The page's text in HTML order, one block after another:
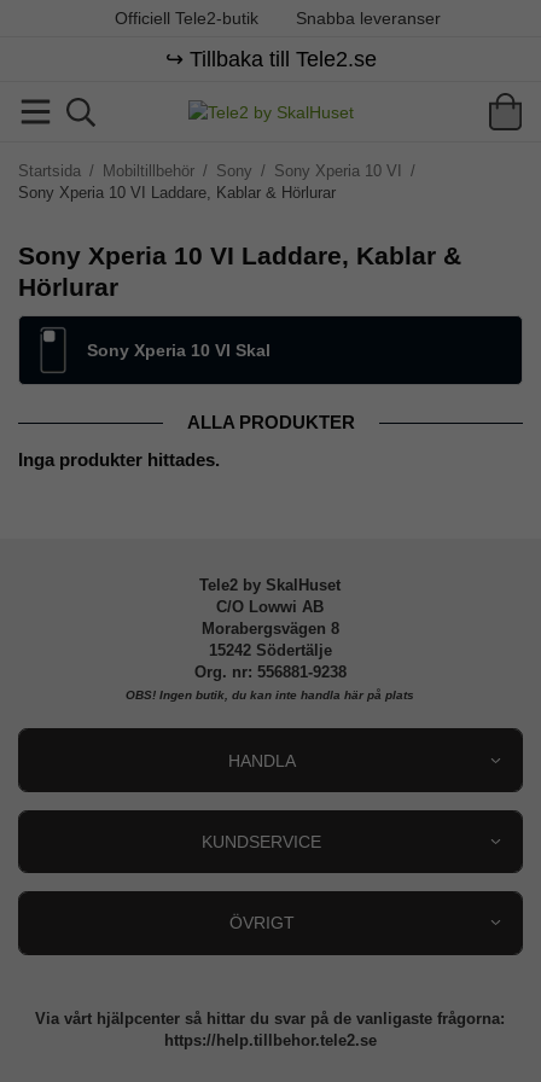
Officiell Tele2-butik Snabba leveranser
↪️ Tillbaka till Tele2.se
Startsida / Mobiltillbehör / Sony / Sony Xperia 10 VI
/
Sony Xperia 10 VI Laddare, Kablar & Hörlurar
Sony Xperia 10 VI Laddare, Kablar &
Hörlurar
Sony Xperia 10 VI Skal
ALLA PRODUKTER
Inga produkter hittades.
Tele2 by SkalHuset
C/O Lowwi AB
Morabergsvägen 8
15242 Södertälje
Org. nr: 556881-9238
OBS! Ingen butik, du kan inte handla här på plats
HANDLA
KUNDSERVICE
ÖVRIGT
Integritetspolicy
Via vårt hjälpcenter så hittar du svar på de vanligaste frågorna:
https://help.tillbehor.tele2.se